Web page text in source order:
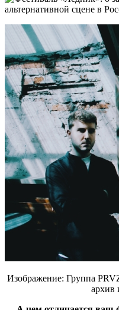
Изображение: Группа
архив